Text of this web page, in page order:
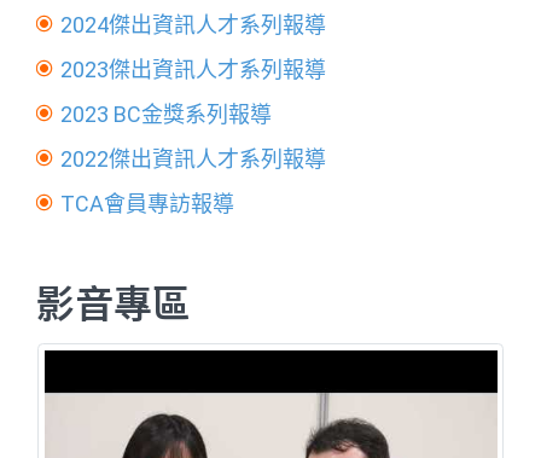
2024傑出資訊人才系列報導
2023傑出資訊人才系列報導
2023 BC金獎系列報導
2022傑出資訊人才系列報導
TCA會員專訪報導
影音專區